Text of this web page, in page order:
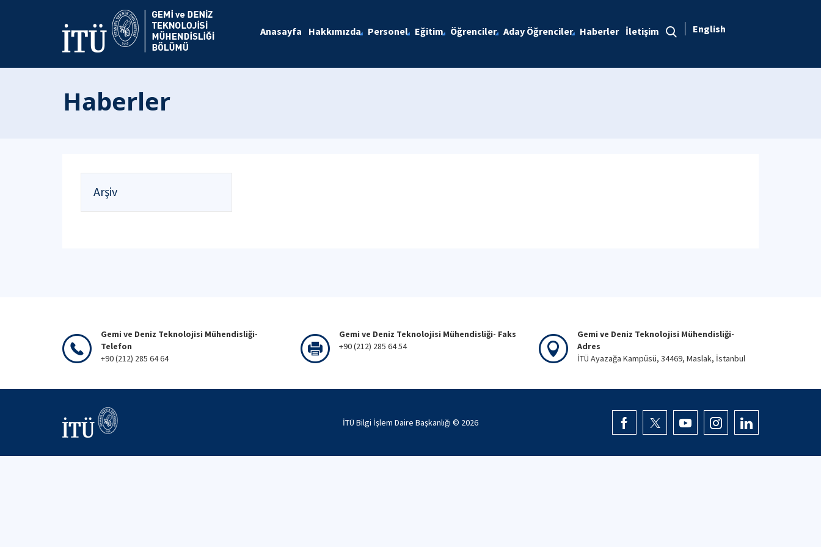
Anasayfa Hakkımızda Personel Eğitim Öğrenciler Aday Öğrenciler Haberler İletişim English
Haberler
Arşiv
Gemi ve Deniz Teknolojisi Mühendisliği-
Telefon
+90 (212) 285 64 64
Gemi ve Deniz Teknolojisi Mühendisliği- Faks
+90 (212) 285 64 54
Gemi ve Deniz Teknolojisi Mühendisliği-
Adres
İTÜ Ayazağa Kampüsü, 34469, Maslak, İstanbul
İTÜ Bilgi İşlem Daire Başkanlığı © 2026